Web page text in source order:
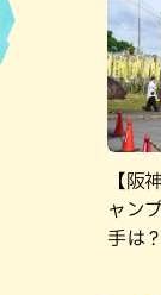
【阪
ャン
手は？